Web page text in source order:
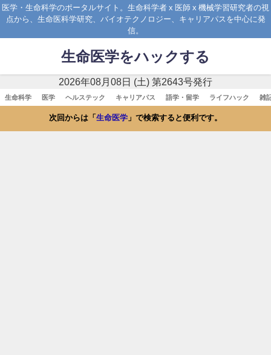
医学・生命科学のポータルサイト。生命科学者 x 医師 x 機械学習研究者の視
点から、生命医科学研究、バイオテクノロジー、キャリアパスを中心に発
信。
生命医学をハックする
2026年08月08日 (土) 第2643号発行
生命科学 医学 ヘルステック キャリアパス 語学・留学 ライフハック 雑
次回からは「 生命医学 」で検索すると便利です。